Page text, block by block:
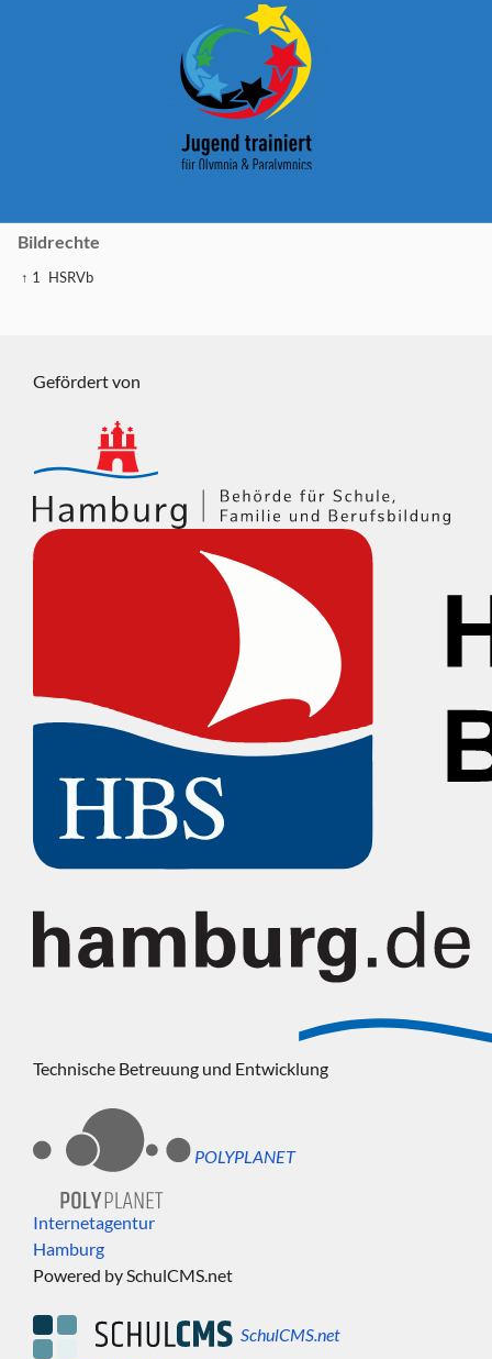
Bildrechte
↑ 1 HSRVb
Gefördert von
Technische Betreuung und Entwicklung
POLYPLANET
Internetagentur
Hamburg
Powered by SchulCMS.net
SchulCMS.net